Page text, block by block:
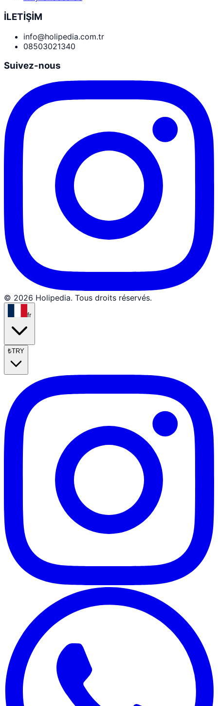
İLETİŞİM
info@holipedia.com.tr
08503021340
Suivez-nous
© 2026 Holipedia. Tous droits réservés.
fr
₺TRY